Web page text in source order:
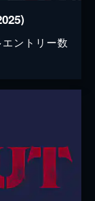
ントリー数